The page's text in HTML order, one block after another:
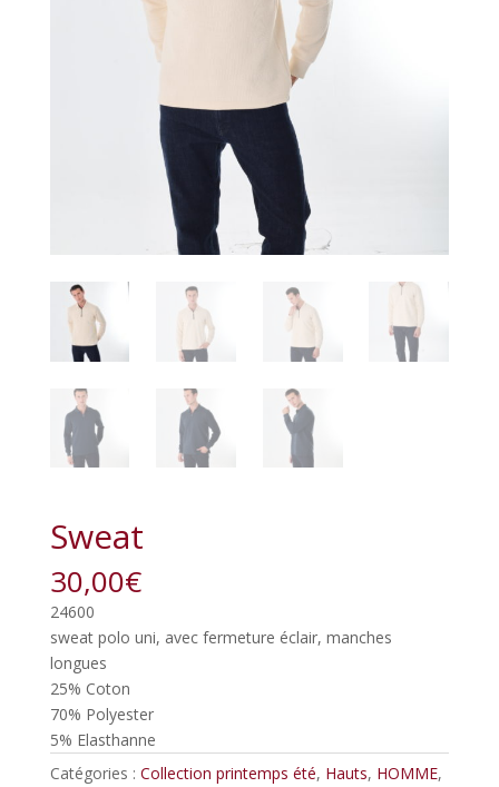
Sweat
30,00€
24600
sweat polo uni, avec fermeture éclair, manches
longues
25% Coton
70% Polyester
5% Elasthanne
Catégories : Collection printemps été, Hauts, HOMME,